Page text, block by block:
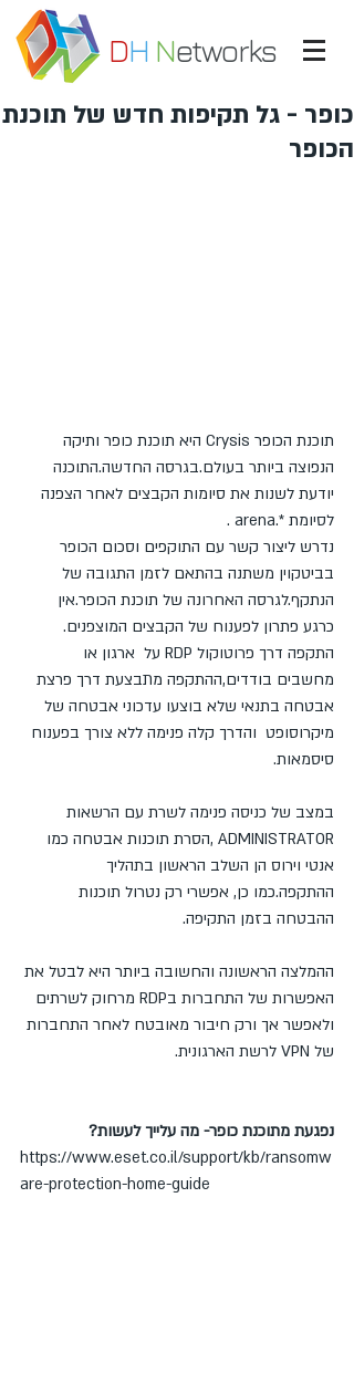
DH Networks
כופר - גל תקיפות חדש של תוכנת
הכופר
תוכנת הכופר Crysis היא תוכנת כופר ותיקה
הנפוצה ביותר בעולם.בגרסה החדשה.התוכנה
יודעת לשנות את סיומות הקבצים לאחר הצפנה
לסיומת *.arena .
נדרש ליצור קשר עם התוקפים וסכום הכופר
בביטקוין משתנה בהתאם לזמן התגובה של
הנתקף.לגרסה האחרונה של תוכנת הכופר.אין
כרגע פתרון לפענוח של הקבצים המוצפנים.
התקפה דרך פרוטוקול RDP על  ארגון או
מחשבים בודדים,ההתקפה מתבצעת דרך פרצת
אבטחה בתנאי שלא בוצעו עדכוני אבטחה של
מיקרוסופט  והדרך קלה פנימה ללא צורך בפענוח
סיסמאות.
במצב של כניסה פנימה לשרת עם הרשאות
ADMINISTRATOR ,הסרת תוכנות אבטחה כמו
אנטי וירוס הן השלב הראשון בתהליך
ההתקפה.כמו כן, אפשרי רק נטרול תוכנות
ההבטחה בזמן התקיפה.
ההמלצה הראשונה והחשובה ביותר היא לבטל את
האפשרות של התחברות בRDP מרחוק לשרתים
ולאפשר אך ורק חיבור מאובטח לאחר התחברות
של VPN לרשת הארגונית.
נפגעת מתוכנת כופר- מה עלייך לעשות?
https://www.eset.co.il/support/kb/ransomw
are-protection-home-guide